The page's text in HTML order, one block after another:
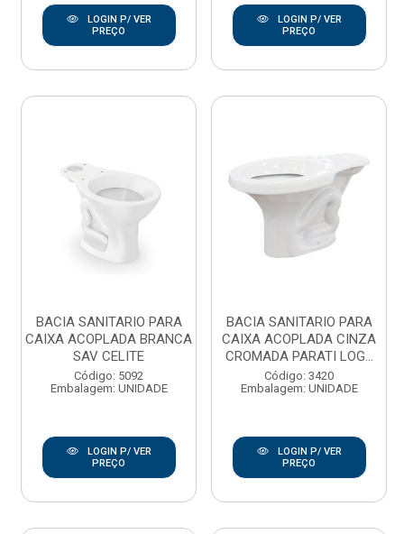
LOGIN P/ VER
PREÇO
LOGIN P/ VER
PREÇO
BACIA SANITARIO PARA
CAIXA ACOPLADA BRANCA
SAV CELITE
Código: 5092
Embalagem: UNIDADE
LOGIN P/ VER
PREÇO
BACIA SANITARIO PARA
CAIXA ACOPLADA CINZA
CROMADA PARATI LOG...
Código: 3420
Embalagem: UNIDADE
LOGIN P/ VER
PREÇO